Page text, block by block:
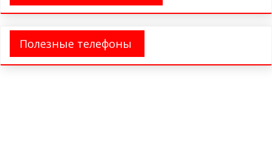
Полезные телефоны